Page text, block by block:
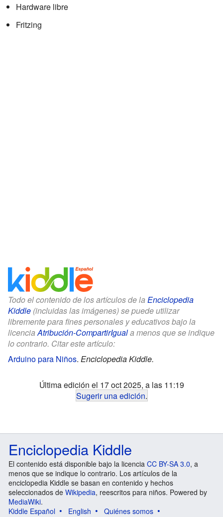
Hardware libre
Fritzing
Todo el contenido de los artículos de la Enciclopedia
Kiddle (incluidas las imágenes) se puede utilizar
libremente para fines personales y educativos bajo la
licencia Atribución-CompartirIguala menos que se indique
lo contrario. Citar este artículo:
Arduino para Niños. Enciclopedia Kiddle.
Última edición el 17 oct 2025, a las 11:19
Sugerir una edición.
Enciclopedia Kiddle
El contenido está disponible bajo la licencia CC BY-SA 3.0, a
menos que se indique lo contrario. Los artículos de la
enciclopedia Kiddle se basan en contenido y hechos
seleccionados de Wikipedia, reescritos para niños. Powered by
MediaWiki.
Kiddle Español
English
Quiénes somos